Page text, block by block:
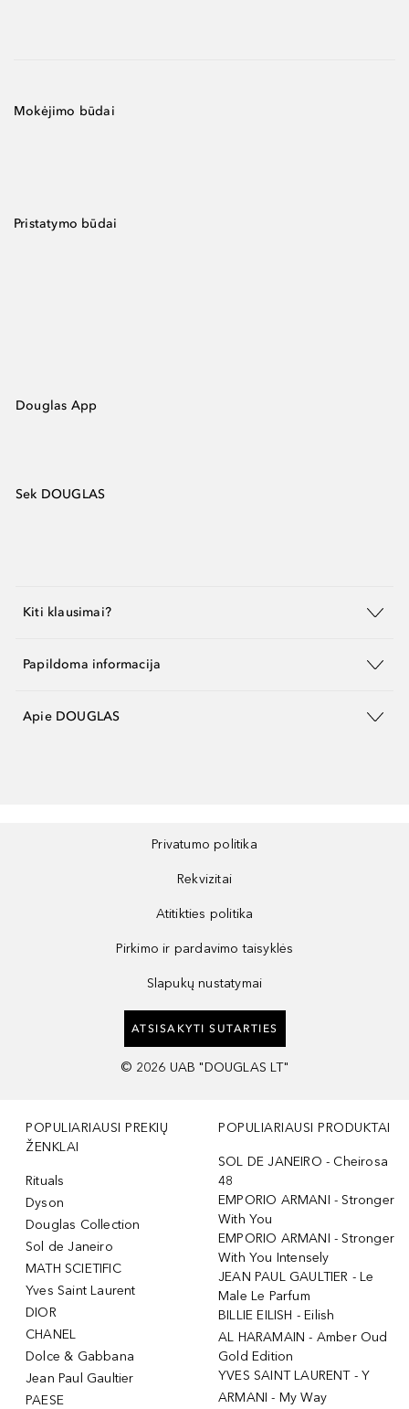
Mokėjimo būdai
Pristatymo būdai
Douglas App
Sek DOUGLAS
Kiti klausimai?
Papildoma informacija
Apie DOUGLAS
Privatumo politika
Rekvizitai
Atitikties politika
Pirkimo ir pardavimo taisyklės
Slapukų nustatymai
ATSISAKYTI SUTARTIES
© 2026 UAB "DOUGLAS LT"
POPULIARIAUSI PREKIŲ
ŽENKLAI
Rituals
Dyson
Douglas Collection
Sol de Janeiro
MATH SCIETIFIC
Yves Saint Laurent
DIOR
CHANEL
Dolce & Gabbana
Jean Paul Gaultier
PAESE
POPULIARIAUSI PRODUKTAI
SOL DE JANEIRO - Cheirosa
48
EMPORIO ARMANI - Stronger
With You
EMPORIO ARMANI - Stronger
With You Intensely
JEAN PAUL GAULTIER - Le
Male Le Parfum
BILLIE EILISH - Eilish
AL HARAMAIN - Amber Oud
Gold Edition
YVES SAINT LAURENT - Y
ARMANI - My Way